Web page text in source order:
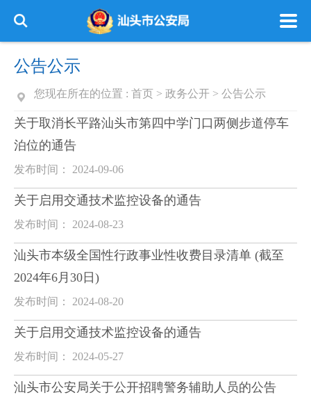
公告公示
您现在所在的位置 : 首页 > 政务公开 > 公告公示
关于取消长平路汕头市第四中学门口两侧步道停车
泊位的通告
发布时间： 2024-09-06
关于启用交通技术监控设备的通告
发布时间： 2024-08-23
汕头市本级全国性行政事业性收费目录清单 (截至
2024年6月30日)
发布时间： 2024-08-20
关于启用交通技术监控设备的通告
发布时间： 2024-05-27
汕头市公安局关于公开招聘警务辅助人员的公告